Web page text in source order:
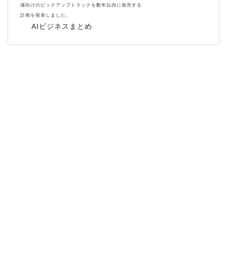
AIビジネスまとめ
場向けのピックアップトラックを数年以内に発売する
計画を発表しました。